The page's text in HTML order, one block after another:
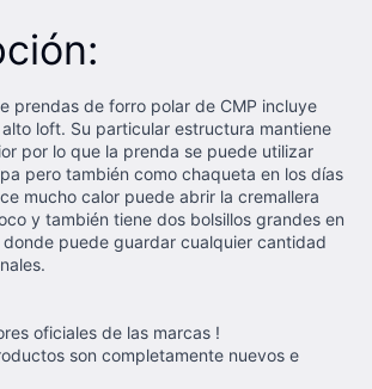
prendas de forro polar de CMP incluye
loft. Su particular estructura mantiene
por lo que la prenda se puede utilizar
pero también como chaqueta en los días
mucho calor puede abrir la cremallera
y también tiene dos bolsillos grandes en
puede guardar cualquier cantidad
oficiales de las marcas !
son completamente nuevos e